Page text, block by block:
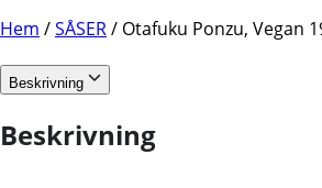
Hem /SÅSER/ Otafuku Ponzu, Vegan
Beskrivning
Beskrivning